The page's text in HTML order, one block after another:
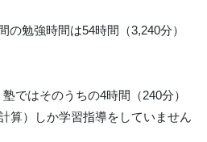
の勉強時間は54時間（3,240分）
ではそのうちの4時間（240分）
算）しか学習指導をしていません